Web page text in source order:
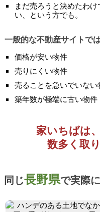
まだ売ろうと決めたわ
い、という方でも。
一般的な不動産サイトで
価格が安い物件
売りにくい物件
売ることを急いでいない
築年数が極端に古い物件
家いちばは
数多く取
同じ長野県で実際